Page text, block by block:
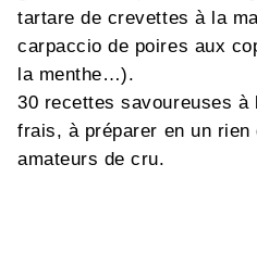
tartare de crevettes à la
carpaccio de poires aux
la menthe…).
30 recettes savoureuses à
frais, à préparer en un
amateurs de cru.